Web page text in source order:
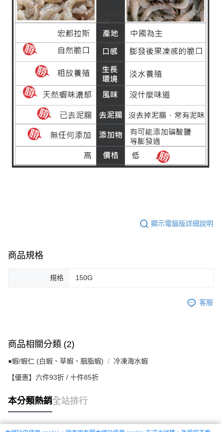
顯示電腦版詳細說明
商品規格
規格 150G
客服
商品相關分類 (2)
●蝦/蝦仁 (白蝦、草蝦、胭脂蝦) 冷凍海水蝦
【優惠】六件93折 / 十件85折
本分類熱銷全站排行